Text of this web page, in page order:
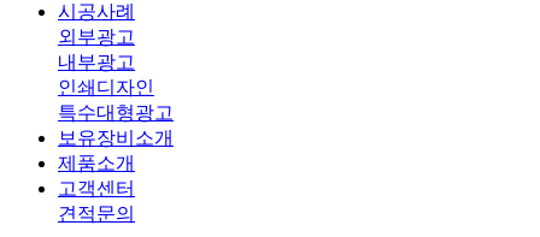
시공사례
외부광고
내부광고
인쇄디자인
특수대형광고
보유장비소개
제품소개
고객센터
견적문의